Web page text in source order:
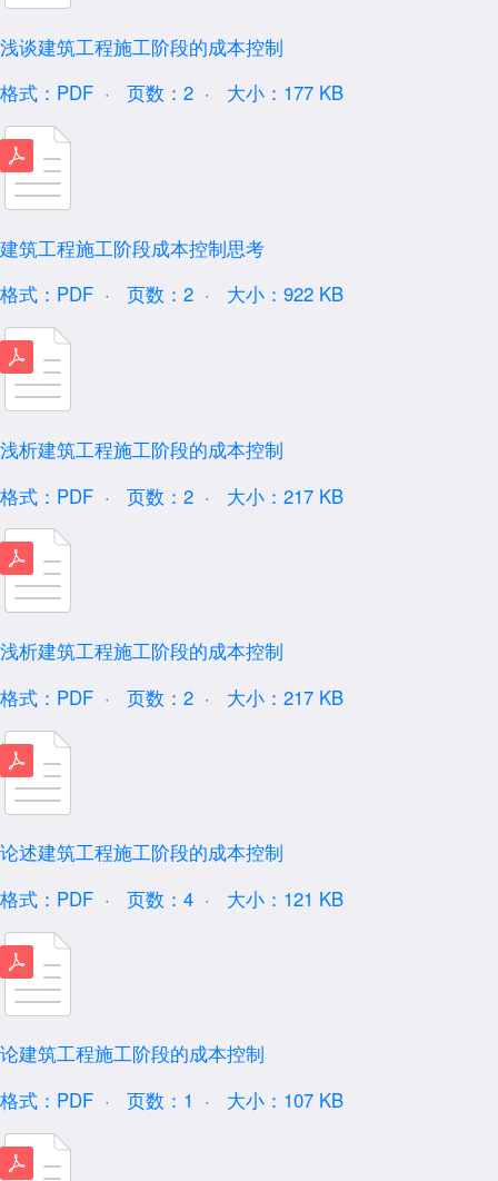
浅谈建筑工程施工阶段的成本控制
格式：PDF ·
页数：2 · 大小：177 KB
建筑工程施工阶段成本控制思考
格式：PDF ·
页数：2 · 大小：922 KB
浅析建筑工程施工阶段的成本控制
格式：PDF ·
页数：2 · 大小：217 KB
浅析建筑工程施工阶段的成本控制
格式：PDF ·
页数：2 · 大小：217 KB
论述建筑工程施工阶段的成本控制
格式：PDF ·
页数：4 · 大小：121 KB
论建筑工程施工阶段的成本控制
格式：PDF ·
页数：1 · 大小：107 KB